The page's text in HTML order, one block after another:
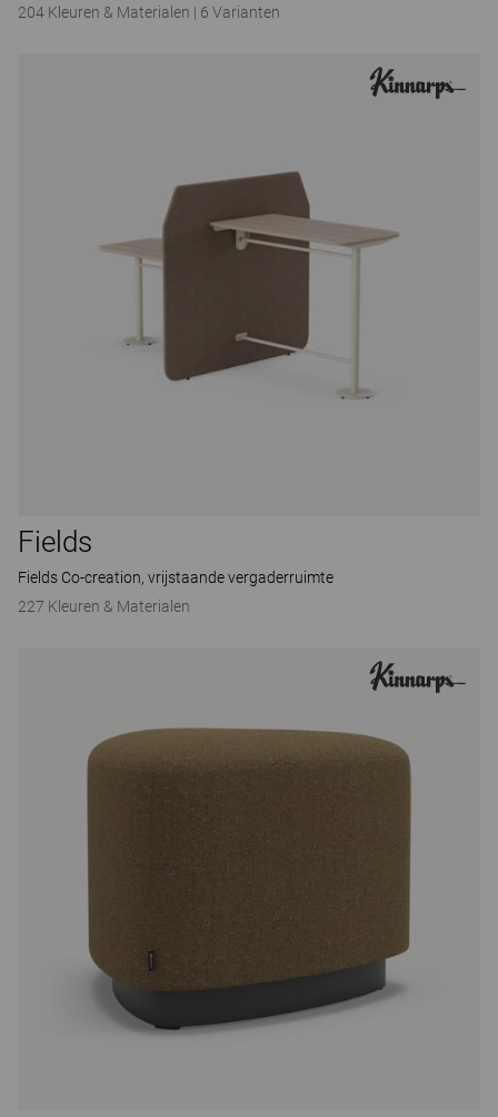
204 Kleuren & Materialen | 6 Varianten
Fields
Fields Co-creation, vrijstaande vergaderruimte
227 Kleuren & Materialen